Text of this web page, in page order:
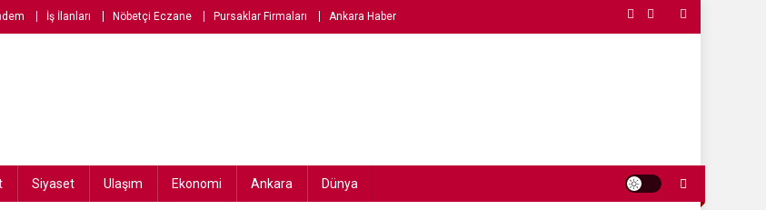
İş İlanları Nöbetçi Eczane Pursaklar Firmaları Ankara Haber
Siyaset Ulaşım Ekonomi Ankara Dünya